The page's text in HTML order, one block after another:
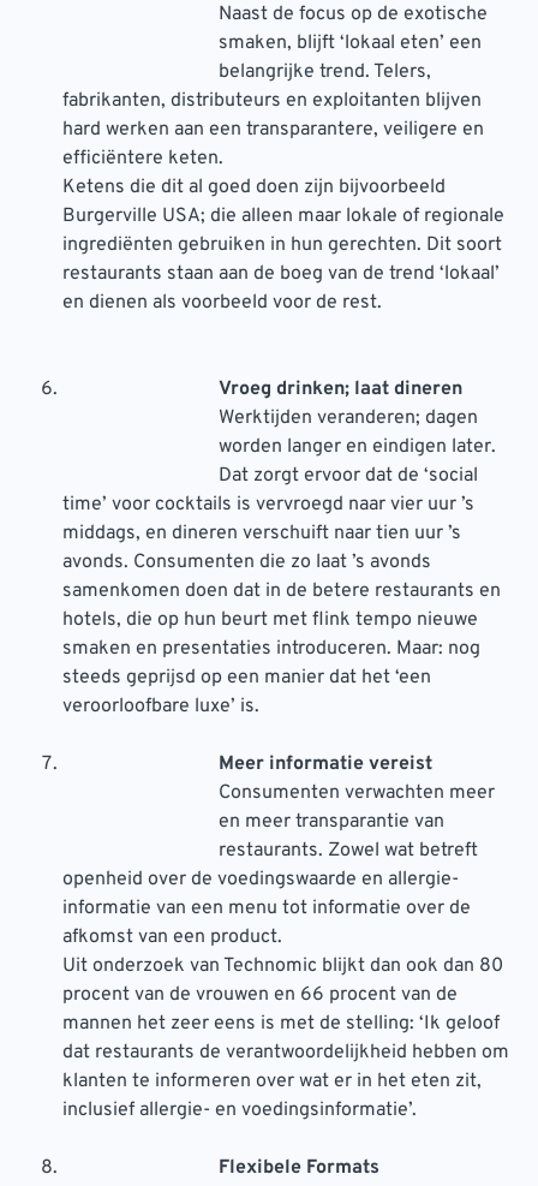
Naast de focus op de exotische
smaken, blijft ‘lokaal eten’ een
belangrijke trend. Telers,
fabrikanten, distributeurs en exploitanten blijven
hard werken aan een transparantere, veiligere en
efficiëntere keten.
Ketens die dit al goed doen zijn bijvoorbeeld
Burgerville USA; die alleen maar lokale of regionale
ingrediënten gebruiken in hun gerechten. Dit soort
restaurants staan aan de boeg van de trend ‘lokaal’
en dienen als voorbeeld voor de rest.
Vroeg drinken; laat dineren
Werktijden veranderen; dagen
worden langer en eindigen later.
Dat zorgt ervoor dat de ‘social
time’ voor cocktails is vervroegd naar vier uur ’s
middags, en dineren verschuift naar tien uur ’s
avonds. Consumenten die zo laat ’s avonds
samenkomen doen dat in de betere restaurants en
hotels, die op hun beurt met flink tempo nieuwe
smaken en presentaties introduceren. Maar: nog
steeds geprijsd op een manier dat het ‘een
veroorloofbare luxe’ is.
Meer informatie vereist
Consumenten verwachten meer
en meer transparantie van
restaurants. Zowel wat betreft
openheid over de voedingswaarde en allergie-
informatie van een menu tot informatie over de
afkomst van een product.
Uit onderzoek van Technomic blijkt dan ook dan 80
procent van de vrouwen en 66 procent van de
mannen het zeer eens is met de stelling: ‘Ik geloof
dat restaurants de verantwoordelijkheid hebben om
klanten te informeren over wat er in het eten zit,
inclusief allergie- en voedingsinformatie’.
Flexibele Formats